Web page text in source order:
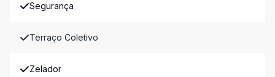
Segurança
Terraço Coletivo
Zelador